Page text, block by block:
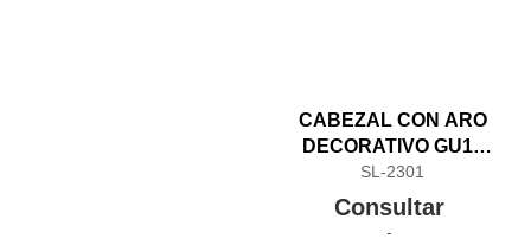
CABEZAL CON ARO
DECORATIVO GU10
LED
SL-2301
Consultar